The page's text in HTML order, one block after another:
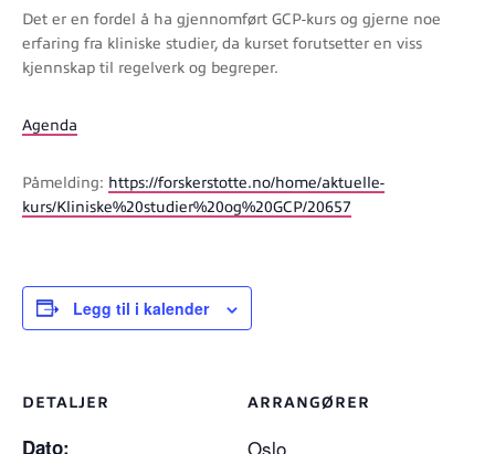
Det er en fordel å ha gjennomført GCP-kurs og gjerne noe
erfaring fra kliniske studier, da kurset forutsetter en viss
kjennskap til regelverk og begreper.
Agenda
Påmelding: https://forskerstotte.no/home/aktuelle-
kurs/Kliniske%20studier%20og%20GCP/20657
Legg til i kalender
DETALJER
Dato:
ARRANGØRER
Oslo